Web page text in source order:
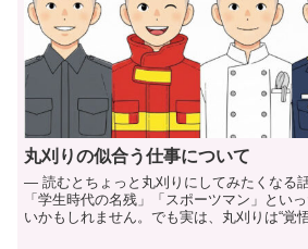
丸刈りの似合う仕事について
― 読むとちょっと丸刈りにしてみたくなる
「学生時代の名残」「スポーツマン」とい
いかもしれません。でも実は、丸刈りは“覚